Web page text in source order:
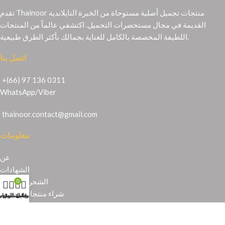
تقدم Thainoor منتجات تجميل أصلية مستوحاة من الخبرة التايلاندية
القديمة في مجال مستحضرات التجميل. اكتشفي عالماً من المنتجات
اتصل بنا
+(66) 97 136 0311
WhatsApp/Viber
thainoor.contact@gmail.com
معلومات
عن
الشهادات
الشحن والإرجاع
شراء منتجات تايلندية
قائمة
0
عربة التسوق
حسابي